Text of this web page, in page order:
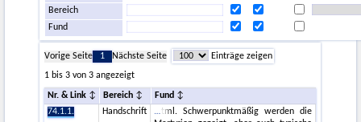
Bereich
Fund
Vorige Seite 1 Nächste Seite
Einträge zeigen
1 bis 3 von 3 angezeigt
Nr. & Link Bereich
Fund
74.1.1.
Handschrift
tml. Schwerpunktmäßig werden die